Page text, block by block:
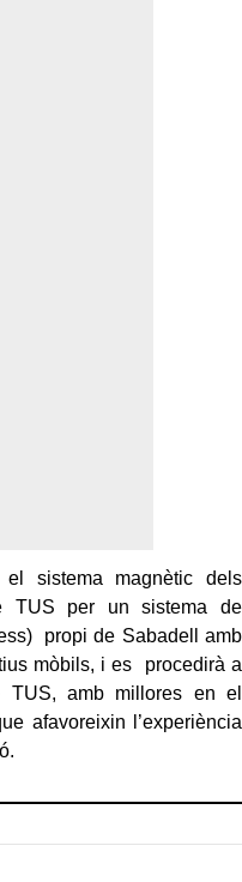
sistema magnètic dels
TUS per un sistema de
propi de Sabadell amb
mòbils, i es procedirà a
TUS, amb millores en el
afavoreixin l’experiència